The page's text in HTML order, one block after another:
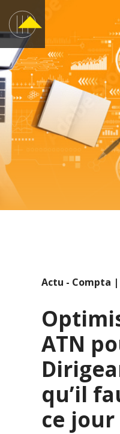
Actu - Compta |
ATN
qu’il
ce jour